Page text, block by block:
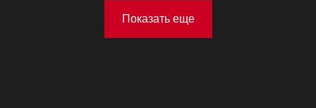
Показать еще